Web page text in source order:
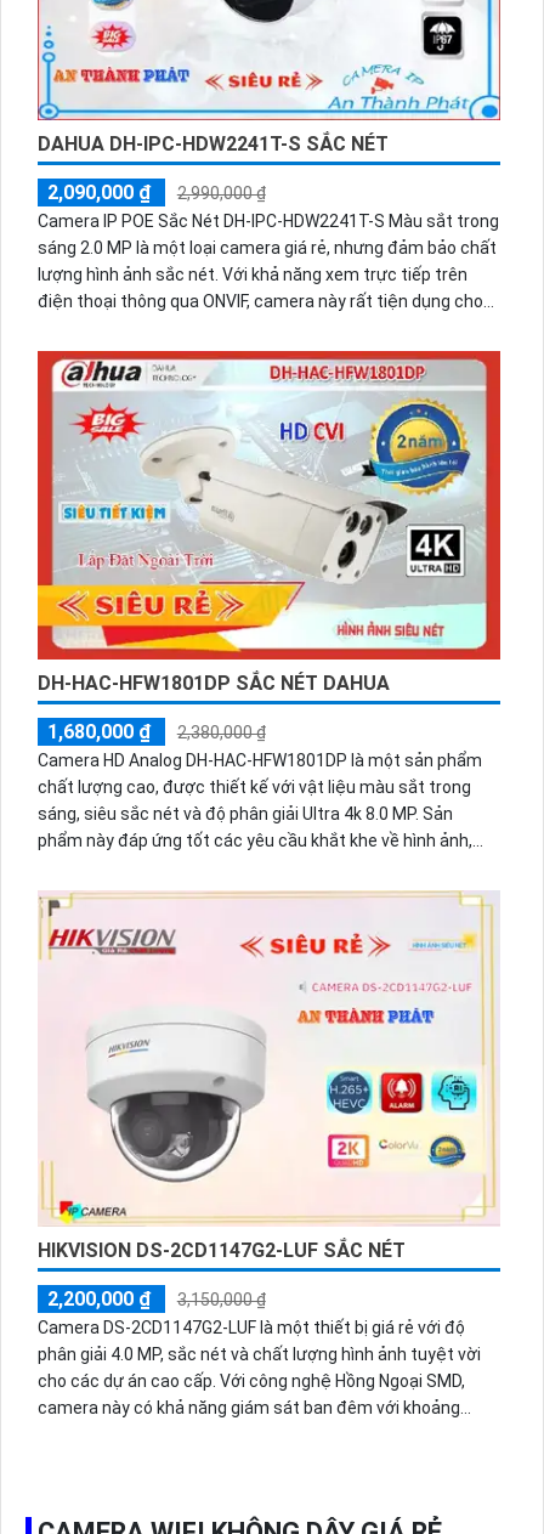
DAHUA DH-IPC-HDW2241T-S SẮC NÉT
2,090,000 ₫
2,990,000 ₫
Camera IP POE Sắc Nét DH-IPC-HDW2241T-S Màu sắt trong
sáng 2.0 MP là một loại camera giá rẻ, nhưng đảm bảo chất
lượng hình ảnh sắc nét. Với khả năng xem trực tiếp trên
điện thoại thông qua ONVIF, camera này rất tiện dụng cho
Hồng Ngoại 30m giúp camera hoạt động hiệu quả trong mọi
điều kiện ánh sáng. Với thiết kế Dome Kim Loại, nó thích
hợp cho cửa hàng, gia đình, căn hộ. Ngoài ra, camera còn
được trang bị công nghệ mới nhất IP POE, giúp quản lý từ xa
dễ dàng. Chức năng vượt trội là Công Nghệ AI, giúp camera
phù hợp cho các dự án chuyên dụng.
DH-HAC-HFW1801DP SẮC NÉT DAHUA
1,680,000 ₫
2,380,000 ₫
Camera HD Analog DH-HAC-HFW1801DP là một sản phẩm
chất lượng cao, được thiết kế với vật liệu màu sắt trong
sáng, siêu sắc nét và độ phân giải Ultra 4k 8.0 MP. Sản
phẩm này đáp ứng tốt các yêu cầu khắt khe về hình ảnh,
đêm, với tầm quan sát Hồng Ngoại lên đến 80m. Được
trang bị thân kim loại chống bụi tinh tế, camera này cung
cấp hình ảnh chất lượng trên nền tảng AHD, CVI, TVI và BCS
HIKVISION DS-2CD1147G2-LUF SẮC NÉT
2,200,000 ₫
3,150,000 ₫
Camera DS-2CD1147G2-LUF là một thiết bị giá rẻ với độ
phân giải 4.0 MP, sắc nét và chất lượng hình ảnh tuyệt vời
cho các dự án cao cấp. Với công nghệ Hồng Ngoại SMD,
camera này có khả năng giám sát ban đêm với khoảng
dàng nhận biết và phân tích các tình huống khẩn cấp. Với